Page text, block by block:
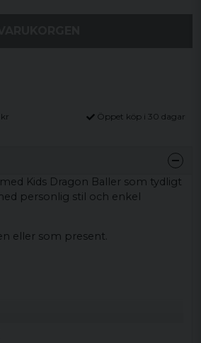
Öppet köp i 30 dagar
Kids Dragon Baller som tydligt
personlig stil och enkel
eller som present.